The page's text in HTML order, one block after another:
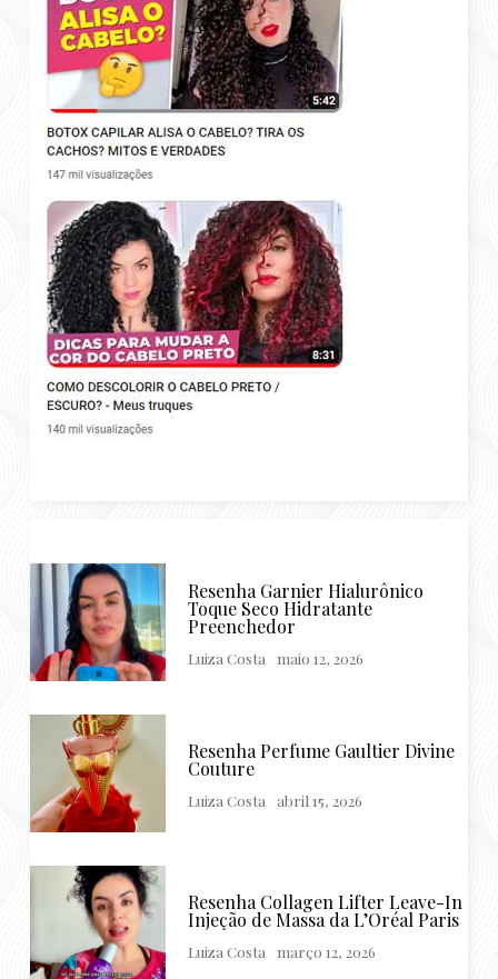
Resenha Garnier Hialurônico
Toque Seco Hidratante
Preenchedor
Luiza Costa maio 12, 2026
Resenha Perfume Gaultier Divine
Couture
Luiza Costa abril 15, 2026
Resenha Collagen Lifter Leave-In
Injeção de Massa da L’Oréal Paris
Luiza Costa março 12, 2026